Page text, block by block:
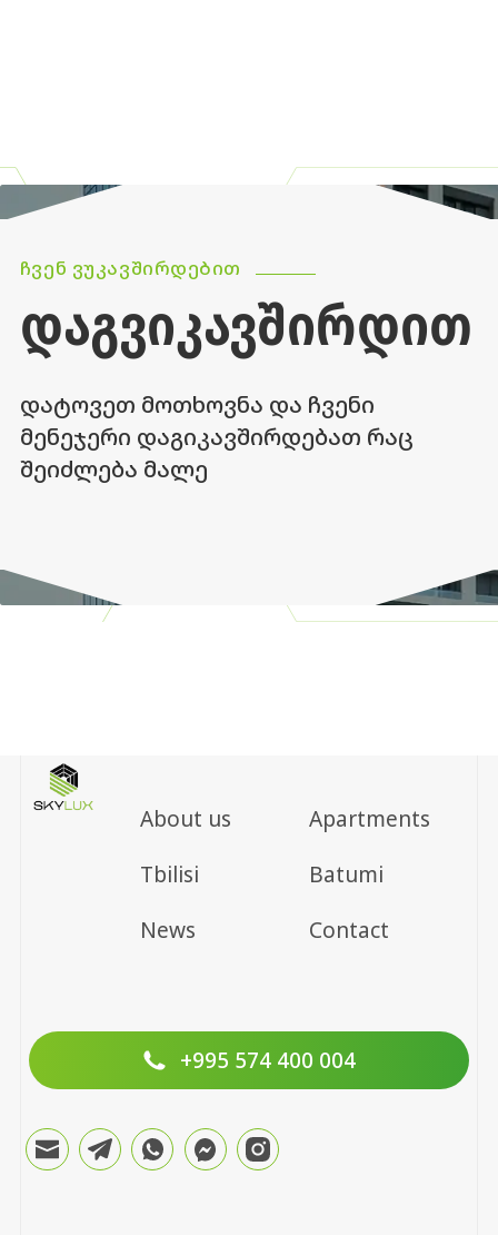
ᲩᲕᲔᲜ ᲕᲣᲙᲐᲕᲨᲘᲠᲓᲔᲑᲘᲗ
ᲓᲐᲒᲕᲘᲙᲐᲕᲨᲘᲠᲓᲘᲗ
დატოვეთ მოთხოვნა და ჩვენი
მენეჯერი დაგიკავშირდებათ რაც
შეიძლება მალე
About us
Apartments
Tbilisi
Batumi
News
Contact
+995 574 400 004